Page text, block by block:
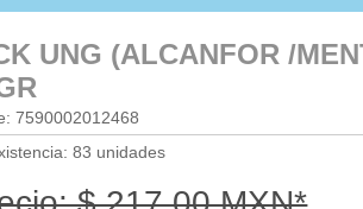
UNG (ALCANFOR /
7590002012468
83 unidades